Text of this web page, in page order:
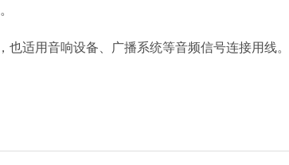
适用音响设备、广播系统等音频信号连接用线。